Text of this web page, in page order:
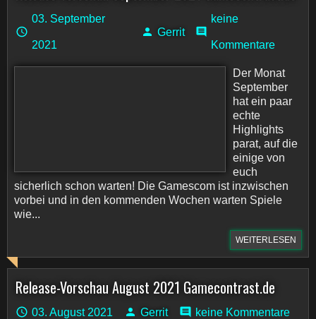
03. September
2021
Gerrit
keine
Kommentare
Der Monat
September
hat ein paar
echte
Highlights
parat, auf die
einige von
euch
sicherlich schon warten! Die Gamescom ist inzwischen
vorbei und in den kommenden Wochen warten Spiele
wie...
WEITERLESEN
Release-Vorschau August 2021 Gamecontrast.de
03. August 2021 Gerrit keine Kommentare